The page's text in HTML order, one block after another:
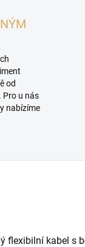
od
Pro u nás
nabízíme
flexibilní kabel s